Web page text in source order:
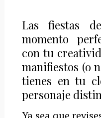
Las fiestas
momento
con tu
manifiestos (o
tienes en tu
personaje